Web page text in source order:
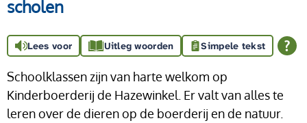
scholen
Lees voor Uitleg woorden Simpele tekst
Schoolklassen zijn van harte welkom op
Kinderboerderij de Hazewinkel. Er valt van alles te
leren over de dieren op de boerderij en de natuur.